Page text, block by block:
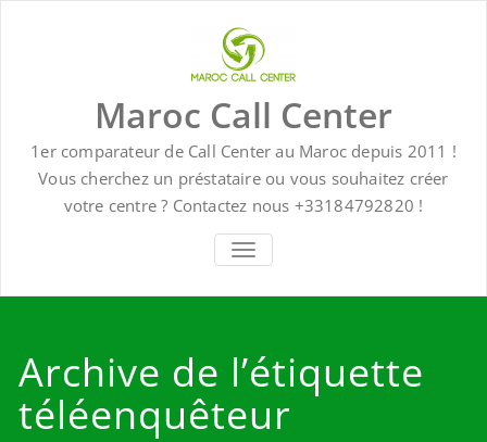
Maroc Call Center
1er comparateur de Call Center au Maroc depuis 2011 !
Vous cherchez un préstataire ou vous souhaitez créer
votre centre ? Contactez nous +33184792820 !
TOGGLE NAVIGATION
Archive de l’étiquette
téléenquêteur